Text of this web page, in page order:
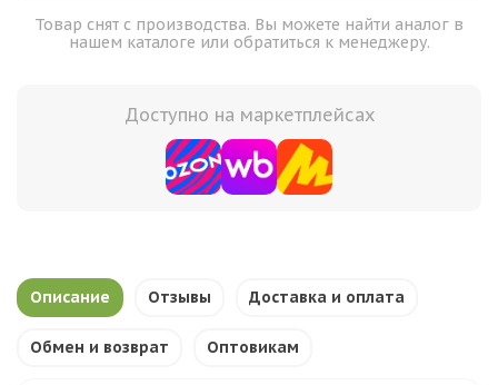
Товар снят с производства. Вы можете найти аналог в
нашем каталоге или обратиться к менеджеру.
Доступно на маркетплейсах
Описание Отзывы Доставка и оплата
Обмен и возврат Оптовикам